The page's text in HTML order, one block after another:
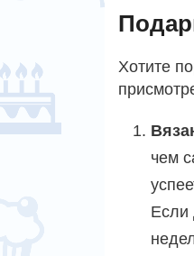
Хотите
чем
Если